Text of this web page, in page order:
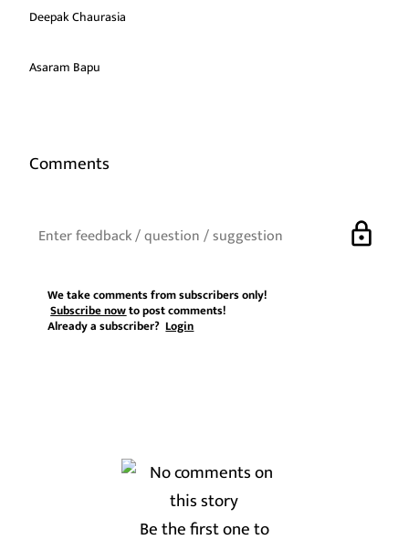
Deepak Chaurasia
Asaram Bapu
Comments
lock
We take comments from subscribers only!
Subscribe nowto post comments!
Already a subscriber?Login
Be the first one to